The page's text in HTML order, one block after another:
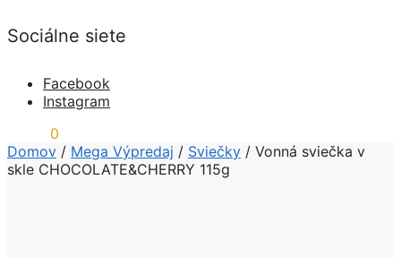
Sociálne siete
Facebook
Instagram
0
Domov / Mega Výpredaj / Sviečky / Vonná sviečka v
skle CHOCOLATE&CHERRY 115g